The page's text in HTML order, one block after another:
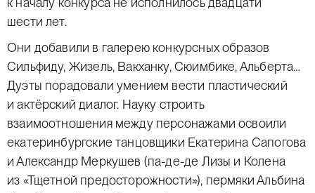
шести лет.
Они добавили в галерею конкурсных образов
Сильфиду, Жизель, Вакханку, Сюимбике, Альберта…
Дуэты порадовали умением вести пластический
и актёрский диалог. Науку строить
взаимоотношения между персонажами освоили
екатеринбургские танцовщики Екатерина Сапогова
и Александр Меркушев (па-де-де Лизы и Колена
из «Тщетной предосторожности»), пермяки Альбина